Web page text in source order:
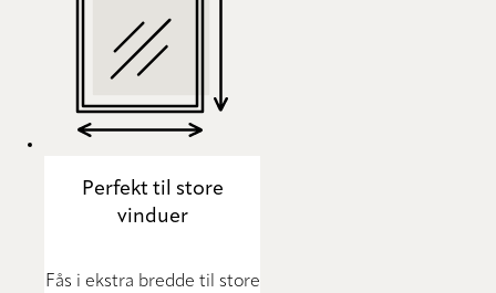
Perfekt til store
vinduer
Fås i ekstra bredde til store